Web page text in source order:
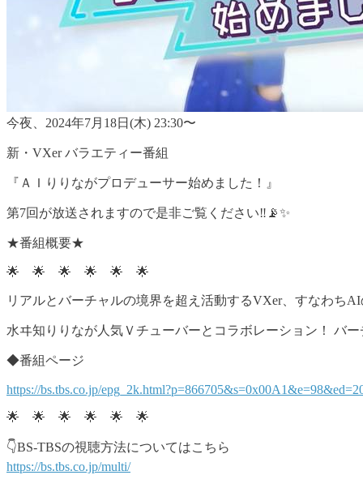
今夜、2024年7月18日(木) 23:30〜
新・VXer バラエティー番組
『ＡＩりりながプロデューサー始めました！』
第7回が放送されますので是非ご覧ください‼️📡✨
★番組概要★
🌟 🌟 🌟 🌟 🌟 🌟
リアルとバーチャルの境界を超え活動するVXer、すなわち
水ヰ知りりなが人気Ｖチューバーとコラボレーション！ バ
◆番組ページ
https://bs.tbs.co.jp/
🌟 🌟 🌟 🌟 🌟 🌟
👇BS-TBSの視聴方法についてはこちら
https://bs.tbs.co.jp/multi/